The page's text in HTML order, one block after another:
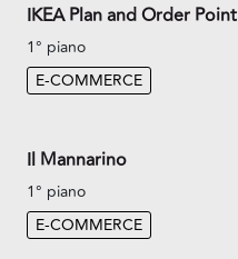
IKEA Plan and Order Point
1° piano
E-COMMERCE
Il Mannarino
1° piano
E-COMMERCE